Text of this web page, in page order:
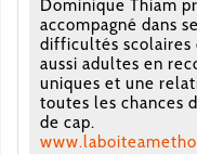
Dominique Thiam
accompagné dans
difficultés scolaires
aussi adultes en
uniques et une
toutes les chances
de cap.